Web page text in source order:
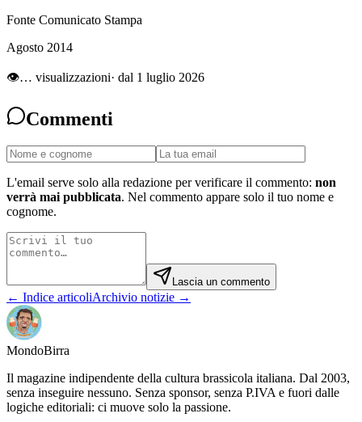
Fonte Comunicato Stampa
Agosto 2014
👁… visualizzazioni· dal 1 luglio 2026
Commenti
L'email serve solo alla redazione per verificare il commento: non
verrà mai pubblicata. Nel commento appare solo il tuo nome e
cognome.
Lascia un commento
← Indice articoliArchivio notizie →
MondoBirra
Il magazine indipendente della cultura brassicola italiana. Dal 2003,
senza inseguire nessuno. Senza sponsor, senza P.IVA e fuori dalle
logiche editoriali: ci muove solo la passione.